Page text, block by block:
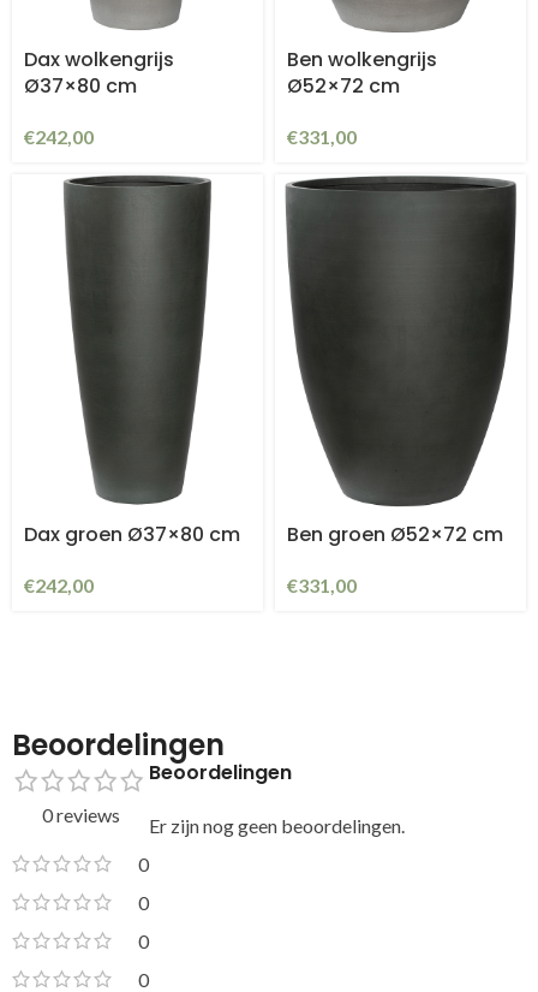
Dax wolkengrijs
Ø37×80 cm
€242,00
Ben wolkengrijs
Ø52×72 cm
€331,00
Dax groen Ø37×80 cm
€242,00
Ben groen Ø52×72 cm
€331,00
Beoordelingen
0 reviews
0
0
0
0
Beoordelingen
Er zijn nog geen beoordelingen.